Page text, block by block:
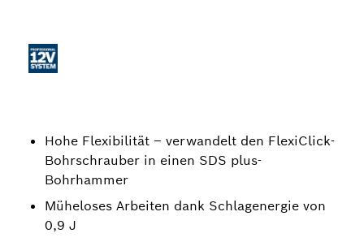
Hohe Flexibilität – verwandelt den FlexiClick-
Bohrschrauber in einen SDS plus-
Bohrhammer
Müheloses Arbeiten dank Schlagenergie von
0,9 J